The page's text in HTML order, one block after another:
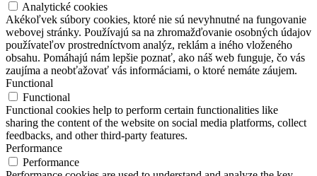
Analytické cookies
Akékoľvek súbory cookies, ktoré nie sú nevyhnutné na fungovanie
webovej stránky. Používajú sa na zhromažďovanie osobných údajov
používateľov prostredníctvom analýz, reklám a iného vloženého
obsahu. Pomáhajú nám lepšie poznať, ako náš web funguje, čo vás
zaujíma a neobťažovať vás informáciami, o ktoré nemáte záujem.
Functional
Functional
Functional cookies help to perform certain functionalities like
sharing the content of the website on social media platforms, collect
feedbacks, and other third-party features.
Performance
Performance